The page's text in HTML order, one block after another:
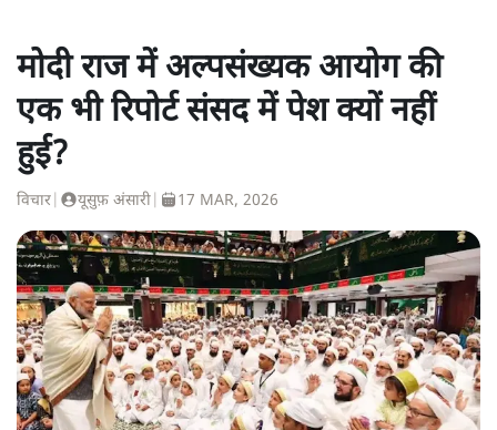
मोदी राज में अल्पसंख्यक आयोग की
एक भी रिपोर्ट संसद में पेश क्यों नहीं
हुई?
विचार यूसुफ़ अंसारी 17 MAR, 2026